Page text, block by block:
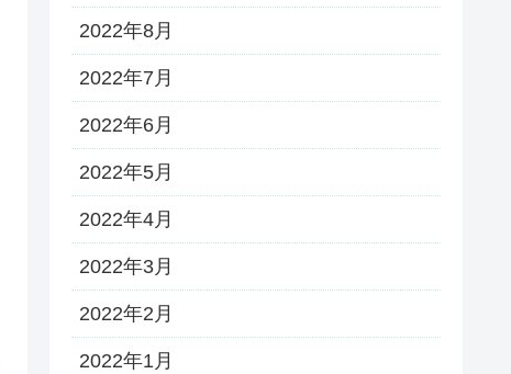
2022年8月
2022年7月
2022年6月
2022年5月
2022年4月
2022年3月
2022年2月
2022年1月